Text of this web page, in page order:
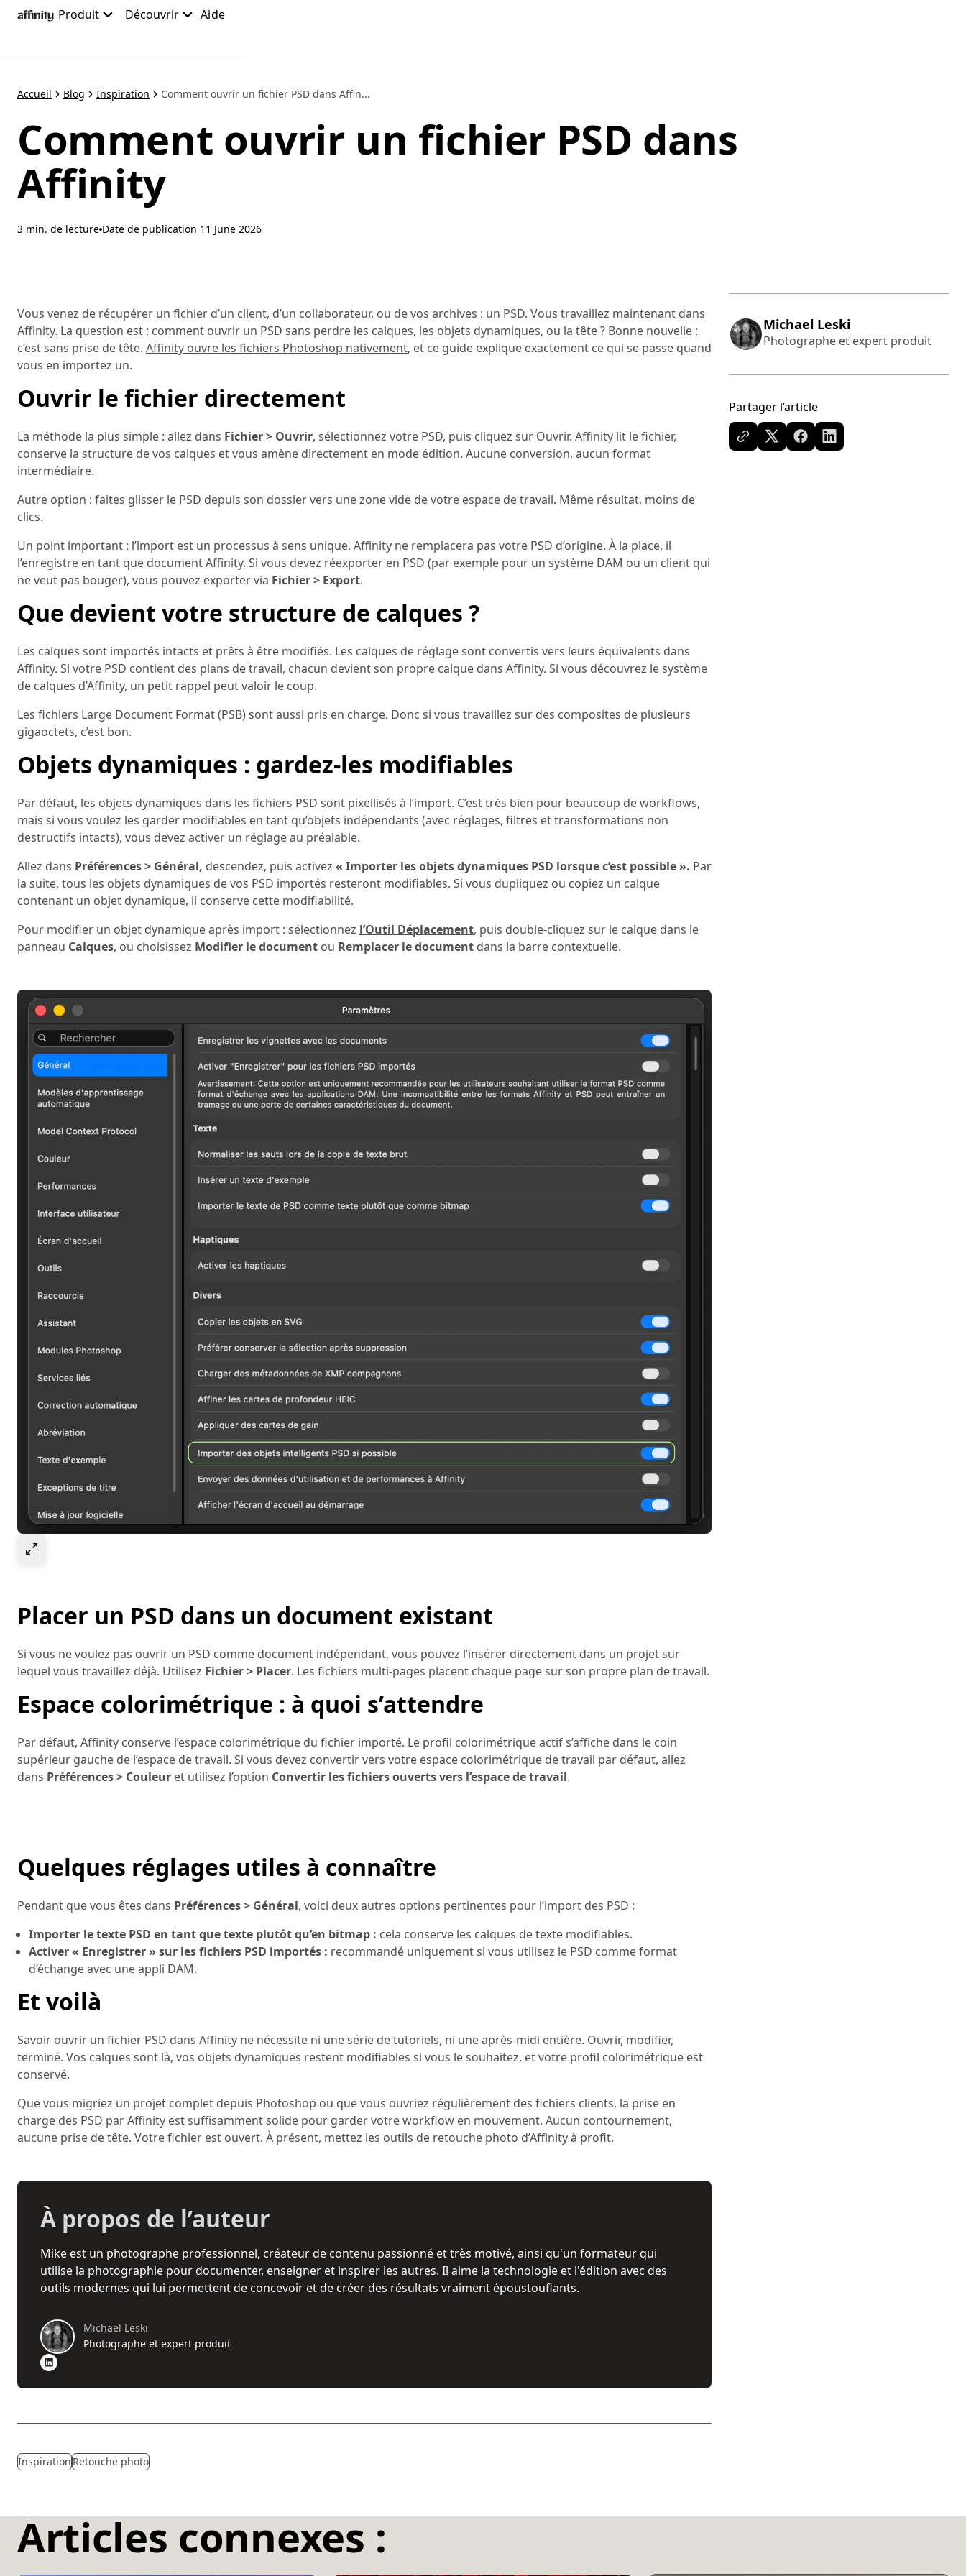
Accéder
principal
Produit Découvrir Aide
Accueil Blog Inspiration Comment ouvrir un fichier PSD dans Affin...
Comment ouvrir un fichier PSD dans
Affinity
3 min. de lecture Date de publication 11 June 2026
Vous venez de récupérer un fichier d’un client, d’un collaborateur, ou de vos archives : un PSD. Vous travaillez maintenant dans
Affinity. La question est : comment ouvrir un PSD sans perdre les calques, les objets dynamiques, ou la tête ? Bonne nouvelle :
c’est sans prise de tête. Affinity ouvre les fichiers Photoshop nativement, et ce guide explique exactement ce qui se passe quand
vous en importez un.
Ouvrir le fichier directement
La méthode la plus simple : allez dans Fichier > Ouvrir, sélectionnez votre PSD, puis cliquez sur Ouvrir. Affinity lit le fichier,
conserve la structure de vos calques et vous amène directement en mode édition. Aucune conversion, aucun format
intermédiaire.
Autre option : faites glisser le PSD depuis son dossier vers une zone vide de votre espace de travail. Même résultat, moins de
clics.
Un point important : l’import est un processus à sens unique. Affinity ne remplacera pas votre PSD d’origine. À la place, il
l’enregistre en tant que document Affinity. Si vous devez réexporter en PSD (par exemple pour un système DAM ou un client qui
ne veut pas bouger), vous pouvez exporter via Fichier > Export.
Que devient votre structure de calques ?
Les calques sont importés intacts et prêts à être modifiés. Les calques de réglage sont convertis vers leurs équivalents dans
Affinity. Si votre PSD contient des plans de travail, chacun devient son propre calque dans Affinity. Si vous découvrez le système
de calques d’Affinity, un petit rappel peut valoir le coup.
Les fichiers Large Document Format (PSB) sont aussi pris en charge. Donc si vous travaillez sur des composites de plusieurs
gigaoctets, c’est bon.
Objets dynamiques : gardez-les modifiables
Par défaut, les objets dynamiques dans les fichiers PSD sont pixellisés à l’import. C’est très bien pour beaucoup de workflows,
mais si vous voulez les garder modifiables en tant qu’objets indépendants (avec réglages, filtres et transformations non
destructifs intacts), vous devez activer un réglage au préalable.
Allez dans Préférences > Général, descendez, puis activez « Importer les objets dynamiques PSD lorsque c’est possible ». Par
la suite, tous les objets dynamiques de vos PSD importés resteront modifiables. Si vous dupliquez ou copiez un calque
contenant un objet dynamique, il conserve cette modifiabilité.
Pour modifier un objet dynamique après import : sélectionnez l’Outil Déplacement, puis double-cliquez sur le calque dans le
panneau Calques, ou choisissez Modifier le document ou Remplacer le document dans la barre contextuelle.
Placer un PSD dans un document existant
Si vous ne voulez pas ouvrir un PSD comme document indépendant, vous pouvez l’insérer directement dans un projet sur
lequel vous travaillez déjà. Utilisez Fichier > Placer. Les fichiers multi-pages placent chaque page sur son propre plan de travail.
Espace colorimétrique : à quoi s’attendre
Par défaut, Affinity conserve l’espace colorimétrique du fichier importé. Le profil colorimétrique actif s’affiche dans le coin
supérieur gauche de l’espace de travail. Si vous devez convertir vers votre espace colorimétrique de travail par défaut, allez
dans Préférences > Couleur et utilisez l’option Convertir les fichiers ouverts vers l’espace de travail.
Quelques réglages utiles à connaître
Pendant que vous êtes dans Préférences > Général, voici deux autres options pertinentes pour l’import des PSD :
Importer le texte PSD en tant que texte plutôt qu’en bitmap : cela conserve les calques de texte modifiables.
Activer « Enregistrer » sur les fichiers PSD importés : recommandé uniquement si vous utilisez le PSD comme format
d’échange avec une appli DAM.
Et voilà
Savoir ouvrir un fichier PSD dans Affinity ne nécessite ni une série de tutoriels, ni une après-midi entière. Ouvrir, modifier,
terminé. Vos calques sont là, vos objets dynamiques restent modifiables si vous le souhaitez, et votre profil colorimétrique est
conservé.
Que vous migriez un projet complet depuis Photoshop ou que vous ouvriez régulièrement des fichiers clients, la prise en
charge des PSD par Affinity est suffisamment solide pour garder votre workflow en mouvement. Aucun contournement,
aucune prise de tête. Votre fichier est ouvert. À présent, mettez les outils de retouche photo d’Affinityà profit.
À propos de l’auteur
Mike est un photographe professionnel, créateur de contenu passionné et très motivé, ainsi qu'un formateur qui
utilise la photographie pour documenter, enseigner et inspirer les autres. Il aime la technologie et l'édition avec des
outils modernes qui lui permettent de concevoir et de créer des résultats vraiment époustouflants.
Michael Leski
Photographe et expert produit
InspirationRetouche photo
Michael Leski
Photographe et expert produit
Partager l’article
Articles connexes :